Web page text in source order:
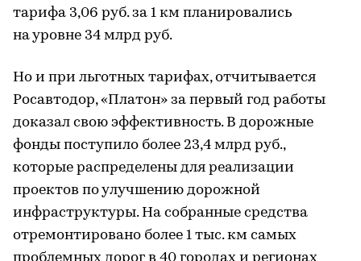
тарифа 3,06 руб. за 1 км планировались
на уровне 34 млрд руб.
Но и при льготных тарифах, отчитывается
Росавтодор, «Платон» за первый год работы
доказал свою эффективность. В дорожные
фонды поступило более 23,4 млрд руб.,
которые распределены для реализации
проектов по улучшению дорожной
инфраструктуры. На собранные средства
отремонтировано более 1 тыс. км самых